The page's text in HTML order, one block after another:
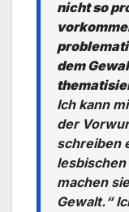
nicht so
dem
Ich kann
der
schreiben
machen
Gewalt.“